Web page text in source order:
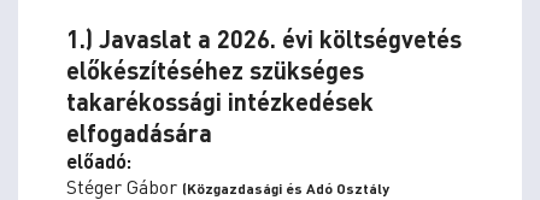
1.) Javaslat a 2026. évi költségvetés
előkészítéséhez szükséges
takarékossági intézkedések
elfogadására
előadó:
Stéger Gábor (Közgazdasági és Adó Osztály